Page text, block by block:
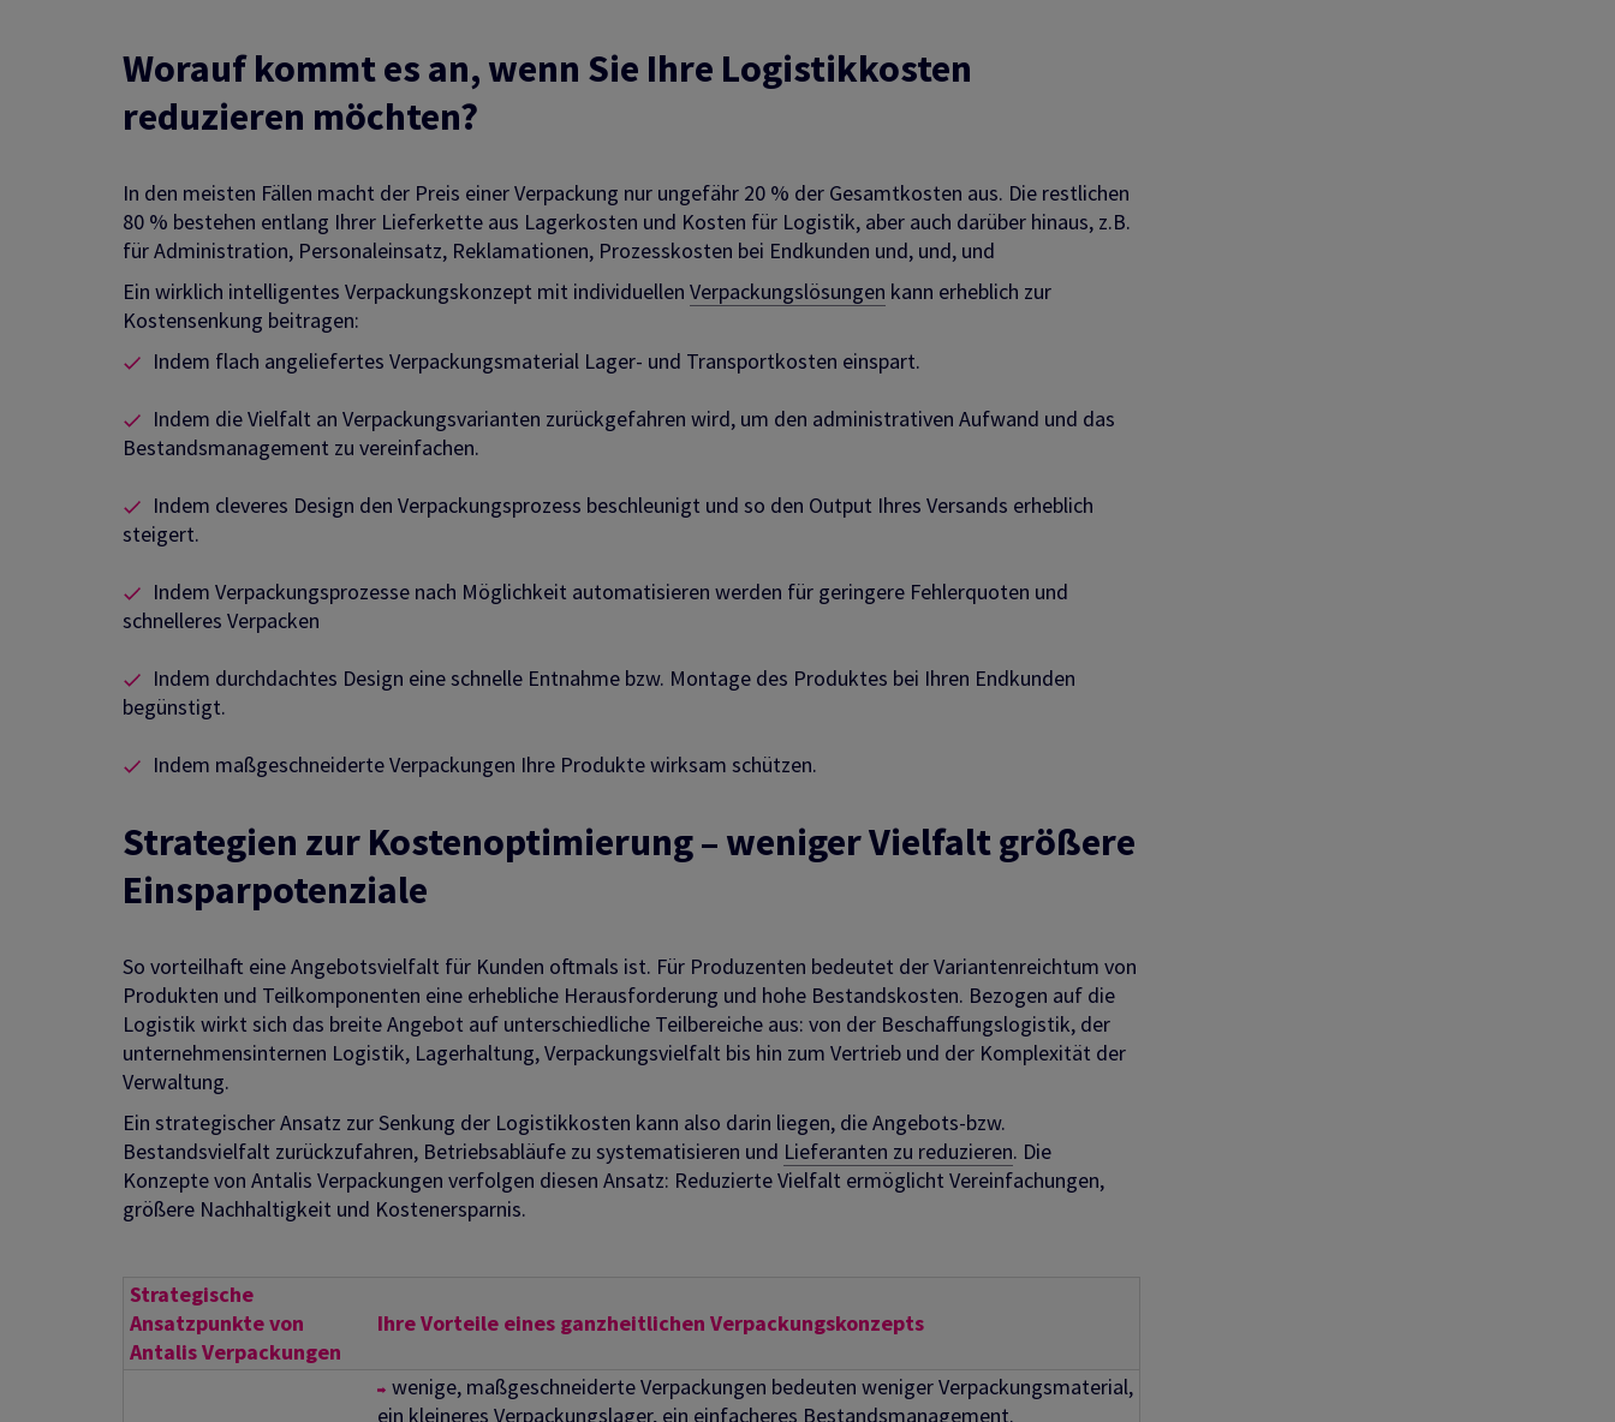
Worauf kommt es an, wenn Sie Ihre Logistikkosten
reduzieren möchten?
In den meisten Fällen macht der Preis einer Verpackung nur ungefähr 20 % der Gesamtkosten aus. Die restlichen
80 % bestehen entlang Ihrer Lieferkette aus Lagerkosten und Kosten für Logistik, aber auch darüber hinaus, z.B.
für Administration, Personaleinsatz, Reklamationen, Prozesskosten bei Endkunden und, und, und
Ein wirklich intelligentes Verpackungskonzept mit individuellen Verpackungslösungen kann erheblich zur
Kostensenkung beitragen:
Indem flach angeliefertes Verpackungsmaterial Lager- und Transportkosten einspart.
Indem die Vielfalt an Verpackungsvarianten zurückgefahren wird, um den administrativen Aufwand und das
Bestandsmanagement zu vereinfachen.
Indem cleveres Design den Verpackungsprozess beschleunigt und so den Output Ihres Versands erheblich
steigert.
Indem Verpackungsprozesse nach Möglichkeit automatisieren werden für geringere Fehlerquoten und
schnelleres Verpacken
Indem durchdachtes Design eine schnelle Entnahme bzw. Montage des Produktes bei Ihren Endkunden
begünstigt.
Indem maßgeschneiderte Verpackungen Ihre Produkte wirksam schützen.
Strategien zur Kostenoptimierung – weniger Vielfalt größere
Einsparpotenziale
So vorteilhaft eine Angebotsvielfalt für Kunden oftmals ist. Für Produzenten bedeutet der Variantenreichtum von
Produkten und Teilkomponenten eine erhebliche Herausforderung und hohe Bestandskosten. Bezogen auf die
Logistik wirkt sich das breite Angebot auf unterschiedliche Teilbereiche aus: von der Beschaffungslogistik, der
unternehmensinternen Logistik, Lagerhaltung, Verpackungsvielfalt bis hin zum Vertrieb und der Komplexität der
Verwaltung.
Ein strategischer Ansatz zur Senkung der Logistikkosten kann also darin liegen, die Angebots-bzw.
Bestandsvielfalt zurückzufahren, Betriebsabläufe zu systematisieren und Lieferanten zu reduzieren. Die
Konzepte von Antalis Verpackungen verfolgen diesen Ansatz: Reduzierte Vielfalt ermöglicht Vereinfachungen,
größere Nachhaltigkeit und Kostenersparnis.
Strategische
Ansatzpunkte von
Antalis Verpackungen
Ihre Vorteile eines ganzheitlichen Verpackungskonzepts
wenige, maßgeschneiderte Verpackungen bedeuten weniger Verpackungsmaterial,
ein kleineres Verpackungslager, ein einfacheres Bestandsmanagement.